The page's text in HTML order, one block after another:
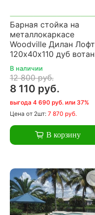
Барная стойка на
металлокаркасе
Woodville Дилан Лофт
120х40х110 дуб вотан
В наличии
12 800 руб.
8 110 руб.
выгода 4 690 руб. или 37%
Цена от 2шт: 7 870 руб.
В корзину